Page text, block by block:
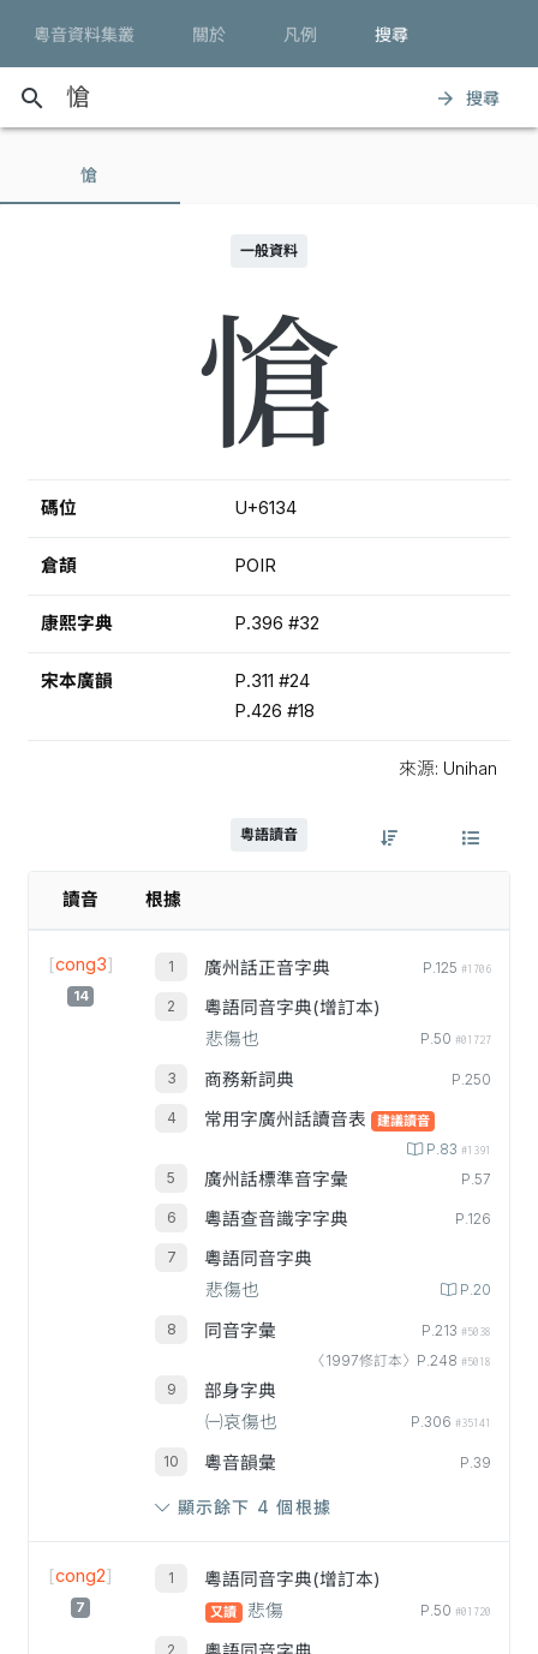
粵音資料集叢 關於 凡例 搜尋
search arrow_forward 搜尋
愴
一般資料
愴
碼位 U+6134
倉頡 POIR
康熙字典 P.396 #32
宋本廣韻
P.311 #24
P.426 #18
來源: Unihan
粵語讀音
讀音 根據
[cong3]
14
廣州話正音字典 P.125 #1706
粵語同音字典(增訂本)
悲傷也
P.50 #01727
商務新詞典 P.250
常用字廣州話讀音表 建議讀音
P.83 #1391
廣州話標準音字彙 P.57
粵語查音識字字典 P.126
粵語同音字典
悲傷也
P.20
同音字彙 P.213 #5038
〈1997修訂本〉P.248 #5018
部身字典
㈠哀傷也
P.306 #35141
粵音韻彙 P.39
顯示餘下 4 個根據
[cong2]
7
粵語同音字典(增訂本)
又讀 悲傷 P.50 #01720